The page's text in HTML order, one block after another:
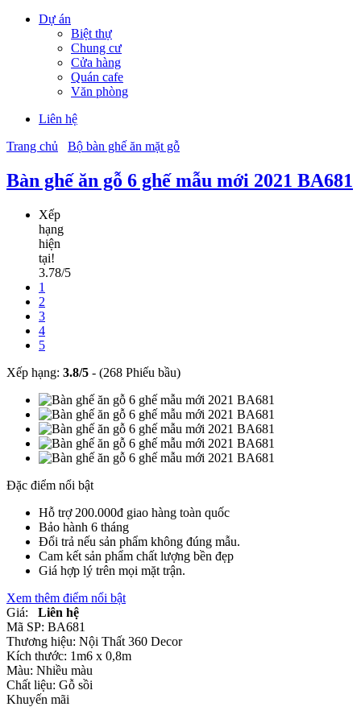
Dự án
Biệt thự
Chung cư
Cửa hàng
Quán cafe
Văn phòng
Liên hệ
Trang chủ
Bộ bàn ghế ăn mặt gỗ
Bàn ghế ăn gỗ 6 ghế mẫu mới 2021 BA681
Xếp
hạng
hiện
tại!
3.78/5
1
2
3
4
5
Xếp hạng: 3.8/5 - (268 Phiếu bầu)
Đặc điểm nổi bật
Hỗ trợ 200.000đ giao hàng toàn quốc
Bảo hành 6 tháng
Đổi trả nếu sản phẩm không đúng mẫu.
Cam kết sản phẩm chất lượng bền đẹp
Giá hợp lý trên mọi mặt trận.
Xem thêm điểm nổi bật
Giá:
Liên hệ
Mã SP: BA681
Thương hiệu: Nội Thất 360 Decor
Kích thước: 1m6 x 0,8m
Màu: Nhiều màu
Chất liệu: Gỗ sồi
Khuyến mãi